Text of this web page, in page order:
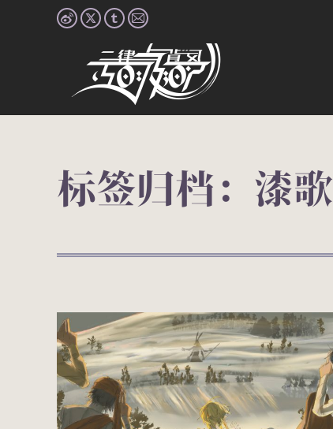
Weibo
page
opens
X
page
opens
in
Tumblr
page
opens
in
new
Mail
page
opens
in
new
标签归档： 漆歌